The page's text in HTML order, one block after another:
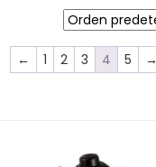
← 1 2 3 4 5 →